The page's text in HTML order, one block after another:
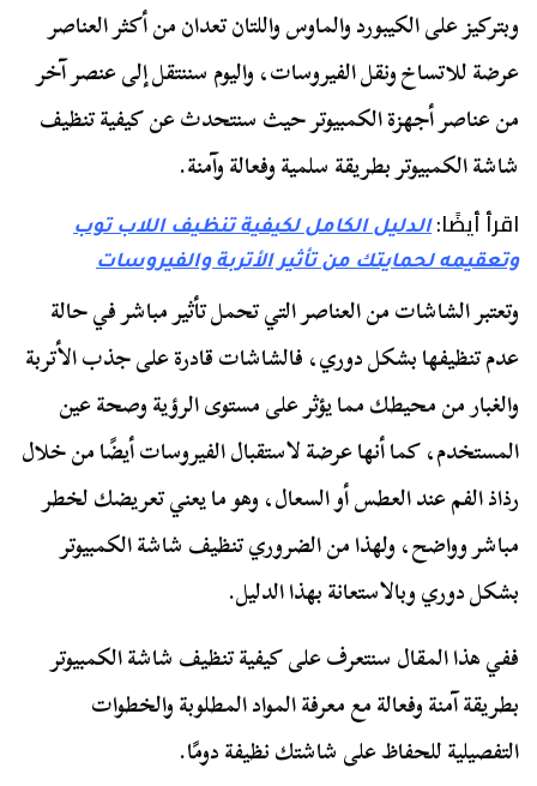
وبتركيز على الكيبورد والماوس واللتان تعدان من أكثر العناصر
عرضة للاتساخ ونقل الفيروسات، واليوم سننتقل إلى عنصر آخر
من عناصر أجهزة الكمبيوتر حيث سنتحدث عن كيفية تنظيف
شاشة الكمبيوتر بطريقة سلمية وفعالة وآمنة.
اقرأ أيضًا:الدليل الكامل لكيفية تنظيف اللاب توب
وتعقيمه لحمايتك من تأثير الأتربة والفيروسات
وتعتبر الشاشات من العناصر التي تحمل تأثير مباشر في حالة
عدم تنظيفها بشكل دوري، فالشاشات قادرة على جذب الأتربة
والغبار من محيطك مما يؤثر على مستوى الرؤية وصحة عين
المستخدم، كما أنها عرضة لاستقبال الفيروسات أيضًا من خلال
رذاذ الفم عند العطس أو السعال، وهو ما يعني تعريضك لخطر
مباشر وواضح، ولهذا من الضروري تنظيف شاشة الكمبيوتر
بشكل دوري وبالاستعانة بهذا الدليل.
ففي هذا المقال سنتعرف على كيفية تنظيف شاشة الكمبيوتر
بطريقة آمنة وفعالة مع معرفة المواد المطلوبة والخطوات
التفصيلية للحفاظ على شاشتك نظيفة دومًا.